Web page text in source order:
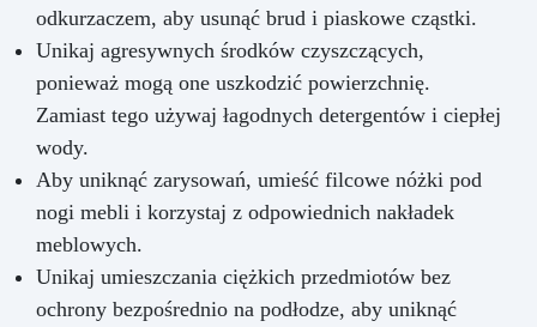
odkurzaczem, aby usunąć brud i piaskowe cząstki.
Unikaj agresywnych środków czyszczących,
ponieważ mogą one uszkodzić powierzchnię.
Zamiast tego używaj łagodnych detergentów i ciepłej
wody.
Aby uniknąć zarysowań, umieść filcowe nóżki pod
nogi mebli i korzystaj z odpowiednich nakładek
meblowych.
Unikaj umieszczania ciężkich przedmiotów bez
ochrony bezpośrednio na podłodze, aby uniknąć